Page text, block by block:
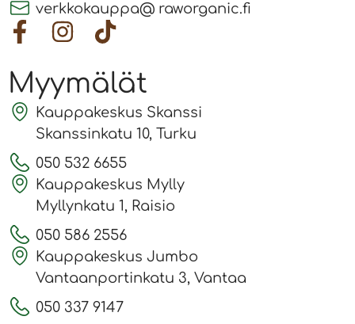
verkkokauppa@ raworganic.fi
Myymälät
Kauppakeskus Skanssi
Skanssinkatu 10, Turku
050 532 6655
Kauppakeskus Mylly
Myllynkatu 1, Raisio
050 586 2556
Kauppakeskus Jumbo
Vantaanportinkatu 3, Vantaa
050 337 9147